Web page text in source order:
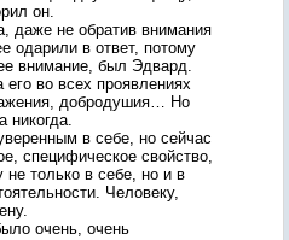
он.
даже не обратив внимания
одарили в ответ, потому
внимание, был Эдвард.
во всех проявлениях
добродушия… Но
никогда.
в себе, но сейчас
специфическое свойство,
только в себе, но и в
Человеку,
очень, очень